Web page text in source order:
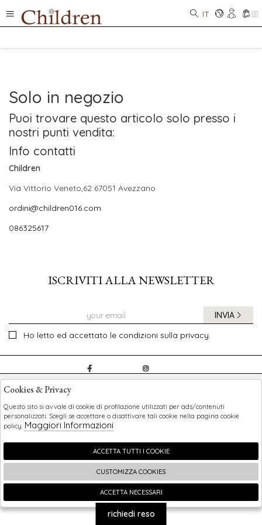
IT 0
Solo in negozio
Puoi trovare questo articolo solo presso i
nostri punti vendita:
Info contatti
Children
Via Vittorio Veneto,62 67051 Avezzano
ordini@children016.com
086325617
ISCRIVITI ALLA NEWSLETTER
Ho letto ed accettato le condizioni sulla privacy.
INVIA
SHOPPING
EXTRA
🍪
richiedi reso
Cookies & Privacy
Questo sito si avvale di cookie di profilazione utilizzati per ads/contenuti
personalizzati. Scegli se accettare o disattivare tali cookie nella pagina cookie
policy. Maggiori Informazioni
ACCETTA TUTTI I COOKIE
CUSTOMIZZA COOKIES
ACCETTA NECESSARI